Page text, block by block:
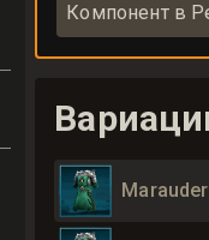
Компонент в